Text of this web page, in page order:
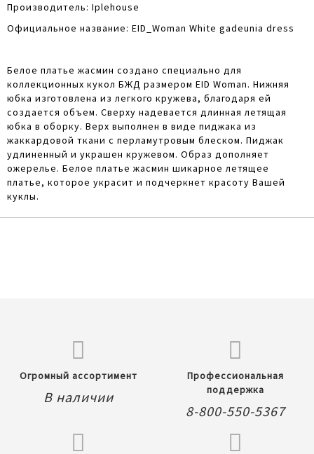
Производитель: Iplehouse
Официальное название: EID_Woman White gadeunia dress
Белое платье жасмин создано специально для
коллекционных кукол БЖД размером EID Woman. Нижняя
юбка изготовлена из легкого кружева, благодаря ей
создается объем. Сверху надевается длинная летящая
юбка в оборку. Верх выполнен в виде пиджака из
жаккардовой ткани с перламутровым блеском. Пиджак
удлиненный и украшен кружевом. Образ дополняет
ожерелье. Белое платье жасмин шикарное летящее
платье, которое украсит и подчеркнет красоту Вашей
куклы.
Огромный ассортимент
В наличии
Профессиональная
поддержка
8-800-550-5367